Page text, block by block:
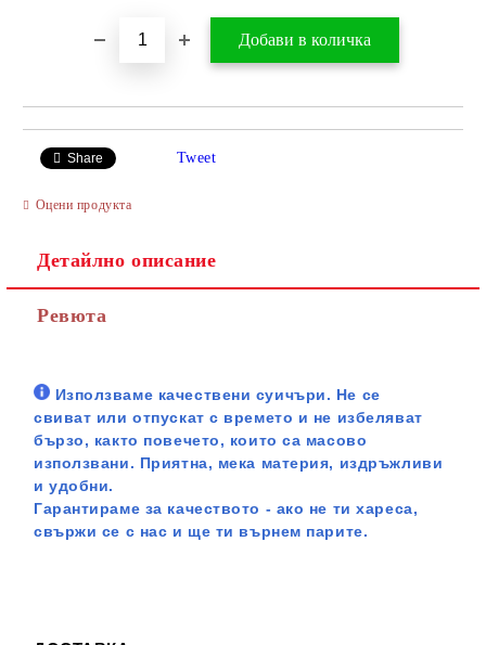
Share Tweet
Оцени продукта
Детайлно описание
Ревюта
Използваме качествени суичъри. Не се
свиват или отпускат с времето и не избеляват
бързо, както повечето, които са масово
използвани. Приятна, мека материя, издръжливи
и удобни.
Гарантираме за качеството - ако не ти хареса,
свържи се с нас и ще ти върнем парите.